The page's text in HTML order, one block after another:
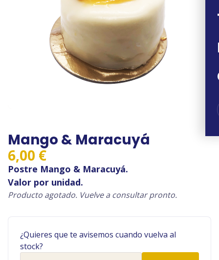
Mango & Maracuyá
6,00 €
Postre Mango & Maracuyá.
Valor por unidad.
Producto agotado. Vuelve a consultar pronto.
¿Quieres que te avisemos cuando vuelva al
stock?